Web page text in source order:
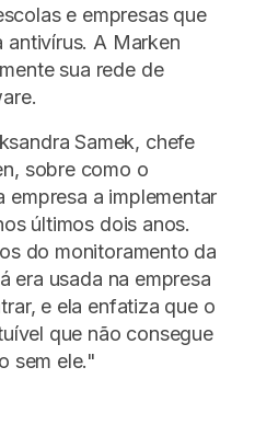
e empresas que
antivírus. A Marken
sua rede de
Samek, chefe
sobre como o
empresa a implementar
últimos dois anos.
do monitoramento da
era usada na empresa
e ela enfatiza que o
que não consegue
sem ele."